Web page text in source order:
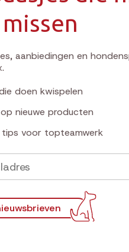
aanbiedingen en
doen kwispelen
nieuwe producten
tips voor topteamwerk